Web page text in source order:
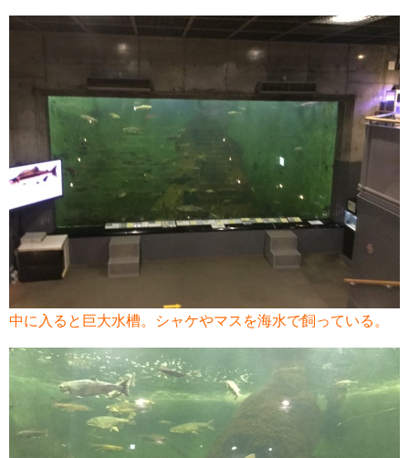
中に入ると巨大水槽。シャケやマスを海水で飼っている。